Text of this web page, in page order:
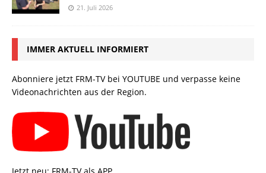
21. Juli 2026
IMMER AKTUELL INFORMIERT
Abonniere jetzt FRM-TV bei YOUTUBE und verpasse keine
Videonachrichten aus der Region.